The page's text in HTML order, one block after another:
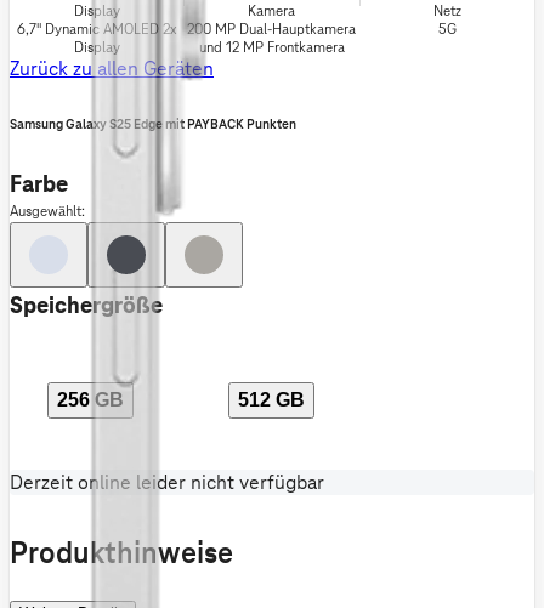
Display
6,7" Dynamic AMOLED 2x
Display
Kamera
200 MP Dual-Hauptkamera
und 12 MP Frontkamera
Netz
5G
Zurück zu allen Geräten
Samsung Galaxy S25 Edge mit PAYBACK Punkten
Farbe
Ausgewählt:
Speichergröße
256 GB 512 GB
Derzeit online leider nicht verfügbar
Produkthinweise